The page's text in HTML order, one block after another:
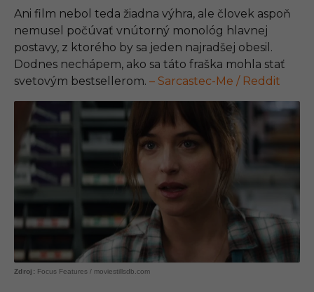
Ani film nebol teda žiadna výhra, ale človek aspoň
nemusel počúvať vnútorný monológ hlavnej
postavy, z ktorého by sa jeden najradšej obesil.
Dodnes nechápem, ako sa táto fraška mohla stať
svetovým bestsellerom. – Sarcastec-Me / Reddit
Focus Features / moviestillsdb.com